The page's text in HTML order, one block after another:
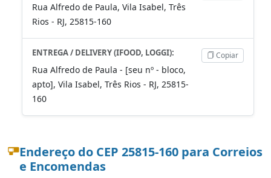
Rua Alfredo de Paula, Vila Isabel, Três
Rios - RJ, 25815-160
ENTREGA / DELIVERY (IFOOD, LOGGI):
Rua Alfredo de Paula - [seu nº - bloco,
apto], Vila Isabel, Três Rios - RJ, 25815-
160
Copiar
Endereço do CEP 25815-160 para Correios
e Encomendas